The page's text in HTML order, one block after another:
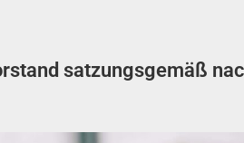
satzungsgemäß